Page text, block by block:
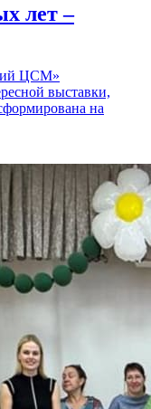
лет –
ЦСМ»
выставки,
на